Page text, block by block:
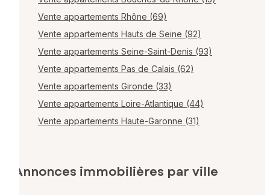
Vente appartements Rhône (69)
Vente appartements Hauts de Seine (92)
Vente appartements Seine-Saint-Denis (93)
Vente appartements Pas de Calais (62)
Vente appartements Gironde (33)
Vente appartements Loire-Atlantique (44)
Vente appartements Haute-Garonne (31)
Annonces immobilières par ville